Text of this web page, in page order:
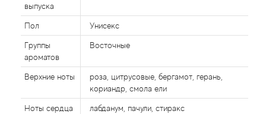
выпуска
Пол Унисекс
Группы
ароматов
Восточные
Верхние ноты
роза, цитрусовые, бергамот, герань,
кориандр, смола ели
Ноты сердца лабданум, пачули, стиракс
Afnan
Agatha Ruiz de la Prada
Agent Provocateur
Agonist